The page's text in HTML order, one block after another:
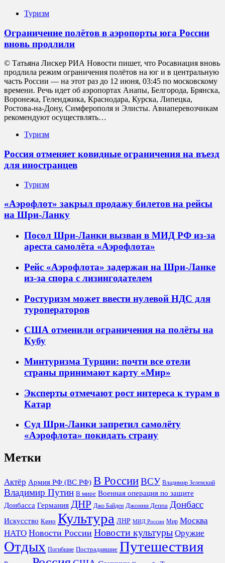
Туризм
Ограничение полётов в аэропорты юга России
вновь продлили
© Татьяна Лискер РИА Новости пишет, что Росавиация вновь
продлила режим ограничения полётов на юг и в центральную
часть России — на этот раз до 12 июня, 03:45 по московскому
времени. Речь идет об аэропортах Анапы, Белгорода, Брянска,
Воронежа, Геленджика, Краснодара, Курска, Липецка,
Ростова-на-Дону, Симферополя и Элисты. Авиаперевозчикам
рекомендуют осуществлять…
Туризм
Россия отменяет ковидные ограничения на въезд
для иностранцев
Туризм
«Аэрофлот» закрыл продажу билетов на рейсы
на Шри-Ланку
Посол Шри-Ланки вызван в МИД РФ из-за
ареста самолёта «Аэрофлота»
Рейс «Аэрофлота» задержан на Шри-Ланке
из-за спора с лизингодателем
Ростуризм может ввести нулевой НДС для
туроператоров
США отменили ограничения на полёты на
Кубу
Минтуризма Турции: почти все отели
страны принимают карту «Мир»
Эксперты отмечают рост интереса к турам в
Катар
Суд Шри-Ланки запретил самолёту
«Аэрофлота» покидать страну
Метки
Актёр Армия РФ (ВС РФ) В РоссииВСУ Владимир Зеленский
Владимир Путин В мире Военная операция по защите
Донбасса Германия ДНР Джо Байден Джонни Деппа Донбасс
Искусство Кино Культура ЛНР МИД России Мир Москва
НАТО Новости России Новости культуры Оружие
Отдых Погибшие Пострадавшие Путешествия